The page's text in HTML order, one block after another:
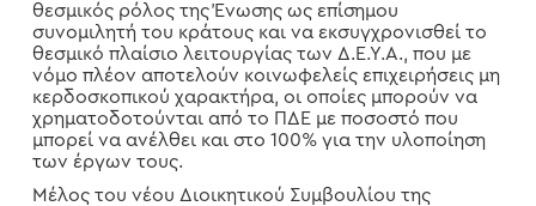
θεσμικός ρόλος της Ένωσης ως επίσημου
συνομιλητή του κράτους και να εκσυγχρονισθεί το
θεσμικό πλαίσιο λειτουργίας των Δ.Ε.Υ.Α., που με
νόμο πλέον αποτελούν κοινωφελείς επιχειρήσεις μη
κερδοσκοπικού χαρακτήρα, οι οποίες μπορούν να
χρηματοδοτούνται από το ΠΔΕ με ποσοστό που
μπορεί να ανέλθει και στο 100% για την υλοποίηση
των έργων τους.
Μέλος του νέου Διοικητικού Συμβουλίου της